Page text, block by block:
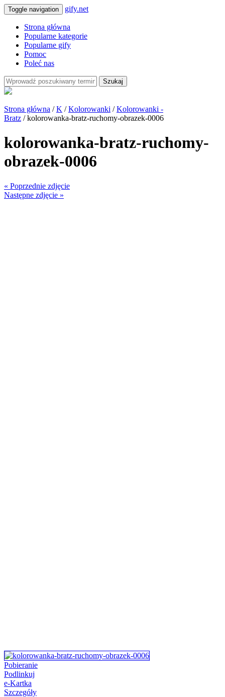
Toggle navigation gify.net
Strona główna
Popularne kategorie
Popularne gify
Pomoc
Poleć nas
Szukaj
Strona główna /K /Kolorowanki /Kolorowanki -
Bratz / kolorowanka-bratz-ruchomy-obrazek-0006
kolorowanka-bratz-ruchomy-
obrazek-0006
« Poprzednie zdjęcie
Następne zdjęcie »
Pobieranie
Podlinkuj
e-Kartka
Szczegóły